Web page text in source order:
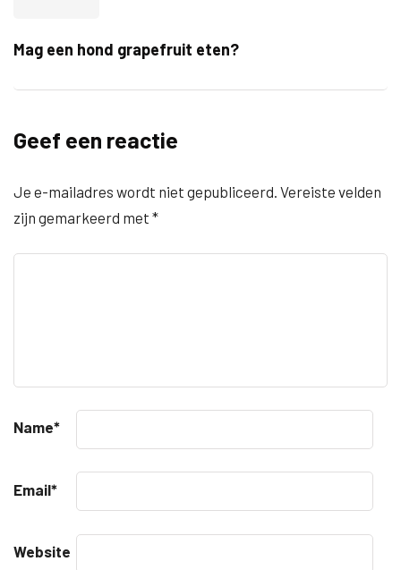
Mag een hond grapefruit eten?
Geef een reactie
Je e-mailadres wordt niet gepubliceerd. Vereiste velden
zijn gemarkeerd met *
Name*
Email*
Website